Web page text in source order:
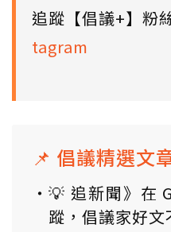
追蹤【倡議+】粉
tagram
📌 倡議精選文
💡 追新聞》在
蹤，倡議家好文